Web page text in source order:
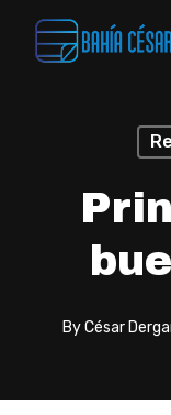
By César